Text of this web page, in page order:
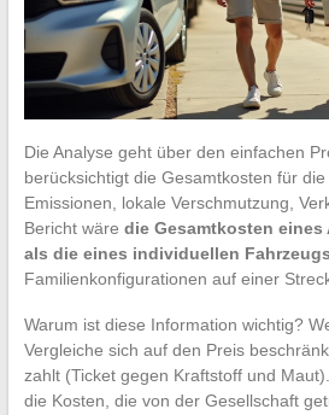
Die Analyse geht über den einfachen
berücksichtigt die Gesamtkosten für
Emissionen, lokale Verschmutzung,
Bericht wäre die Gesamtkosten
als die eines individuellen Fahrzeugs
Familienkonfigurationen auf einer
Warum ist diese Information wichtig?
Vergleiche sich auf den Preis
zahlt (Ticket gegen Kraftstoff und
die Kosten, die von der Gesellschaft